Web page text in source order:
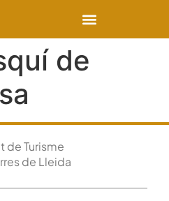
de
de Turisme
de Lleida